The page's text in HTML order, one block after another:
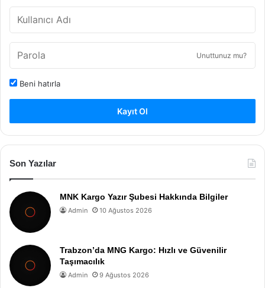
Unuttunuz mu?
Beni hatırla
Kayıt Ol
Son Yazılar
MNK Kargo Yazır Şubesi Hakkında Bilgiler
Admin 10 Ağustos 2026
Trabzon’da MNG Kargo: Hızlı ve Güvenilir
Taşımacılık
Admin 9 Ağustos 2026